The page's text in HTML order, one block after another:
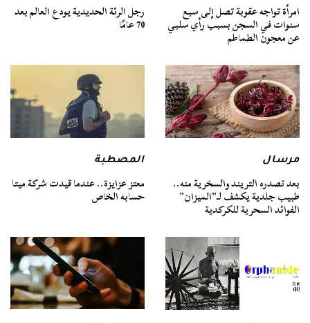
امرأة تواجه عقوبة تصل إلى سبع
سنوات في السجن بسبب رأي سلبي
عن معجون الطماطم
رجل الرئة الحديدية يودع العالم بعد
70 عامًا
مرسال
بعد تصدره التريند والسخرية منه..
طبيب جلدية يكشف لـ”الميزان”
الفوائد السحرية للكركدية
المصطبة
معتز عزايزة.. عندما قيدت شركة ميتا
حسابه الخاص